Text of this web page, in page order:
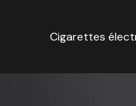
Cigarettes